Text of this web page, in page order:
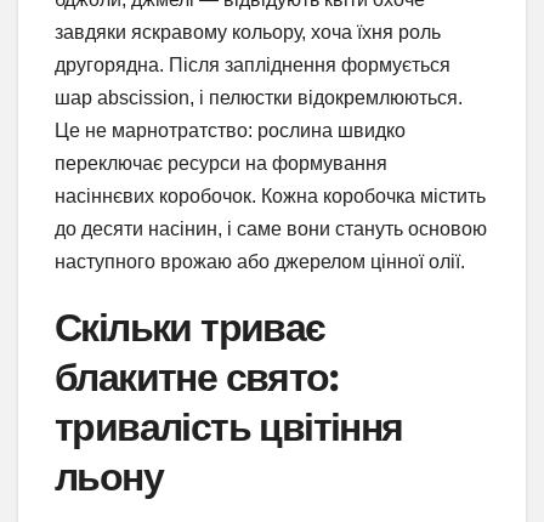
завдяки яскравому кольору, хоча їхня роль
другорядна. Після запліднення формується
шар abscission, і пелюстки відокремлюються.
Це не марнотратство: рослина швидко
переключає ресурси на формування
насіннєвих коробочок. Кожна коробочка містить
до десяти насінин, і саме вони стануть основою
наступного врожаю або джерелом цінної олії.
Скільки триває
блакитне свято:
тривалість цвітіння
льону